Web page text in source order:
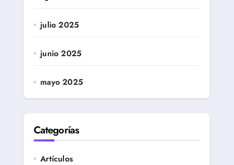
julio 2025
junio 2025
mayo 2025
Categorías
Artículos